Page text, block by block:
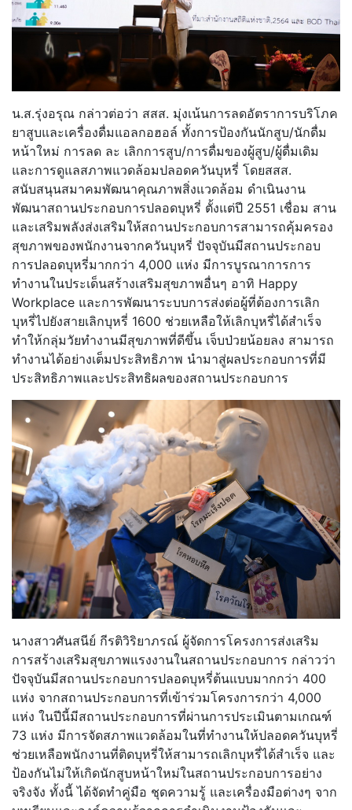
น.ส.รุ่งอรุณ กล่าวต่อว่า สสส. มุ่งเน้นการลดอัตราการบริโภค
ยาสูบและเครื่องดื่มแอลกอฮอล์ ทั้งการป้องกันนักสูบ/นักดื่ม
หน้าใหม่ การลด ละ เลิกการสูบ/การดื่มของผู้สูบ/ผู้ดื่มเดิม
และการดูแลสภาพแวดล้อมปลอดควันบุหรี่ โดยสสส.
สนับสนุนสมาคมพัฒนาคุณภาพสิ่งแวดล้อม ดำเนินงาน
พัฒนาสถานประกอบการปลอดบุหรี่ ตั้งแต่ปี 2551 เชื่อม สาน
และเสริมพลังส่งเสริมให้สถานประกอบการสามารถคุ้มครอง
สุขภาพของพนักงานจากควันบุหรี่ ปัจจุบันมีสถานประกอบ
การปลอดบุหรี่มากกว่า 4,000 แห่ง มีการบูรณาการการ
ทำงานในประเด็นสร้างเสริมสุขภาพอื่นๆ อาทิ Happy
Workplace และการพัฒนาระบบการส่งต่อผู้ที่ต้องการเลิก
บุหรี่ไปยังสายเลิกบุหรี่ 1600 ช่วยเหลือให้เลิกบุหรี่ได้สำเร็จ
ทำให้กลุ่มวัยทำงานมีสุขภาพที่ดีขึ้น เจ็บป่วยน้อยลง สามารถ
ทำงานได้อย่างเต็มประสิทธิภาพ นำมาสู่ผลประกอบการที่มี
ประสิทธิภาพและประสิทธิผลของสถานประกอบการ
นางสาวศันสนีย์ กีรติวิริยาภรณ์ ผู้จัดการโครงการส่งเสริม
การสร้างเสริมสุขภาพแรงงานในสถานประกอบการ กล่าวว่า
ปัจจุบันมีสถานประกอบการปลอดบุหรี่ต้นแบบมากกว่า 400
แห่ง จากสถานประกอบการที่เข้าร่วมโครงการกว่า 4,000
แห่ง ในปีนี้มีสถานประกอบการที่ผ่านการประเมินตามเกณฑ์
73 แห่ง มีการจัดสภาพแวดล้อมในที่ทำงานให้ปลอดควันบุหรี่
ช่วยเหลือพนักงานที่ติดบุหรี่ให้สามารถเลิกบุหรี่ได้สำเร็จ และ
ป้องกันไม่ให้เกิดนักสูบหน้าใหม่ในสถานประกอบการอย่าง
จริงจัง ทั้งนี้ ได้จัดทำคู่มือ ชุดความรู้ และเครื่องมือต่างๆ จาก